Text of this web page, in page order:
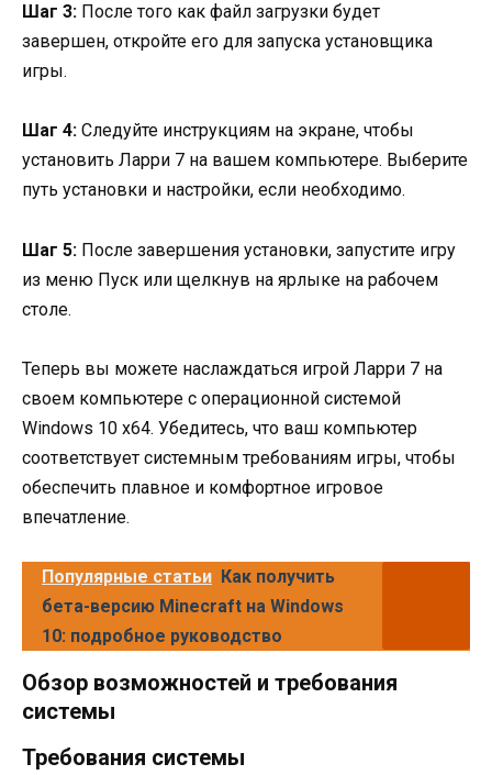
Шаг 3: После того как файл загрузки будет
завершен, откройте его для запуска установщика
игры.
Шаг 4: Следуйте инструкциям на экране, чтобы
установить Ларри 7 на вашем компьютере. Выберите
путь установки и настройки, если необходимо.
Шаг 5: После завершения установки, запустите игру
из меню Пуск или щелкнув на ярлыке на рабочем
столе.
Теперь вы можете наслаждаться игрой Ларри 7 на
своем компьютере с операционной системой
Windows 10 x64. Убедитесь, что ваш компьютер
соответствует системным требованиям игры, чтобы
обеспечить плавное и комфортное игровое
впечатление.
Популярные статьи Как получить
бета-версию Minecraft на Windows
10: подробное руководство
Обзор возможностей и требования
системы
Требования системы